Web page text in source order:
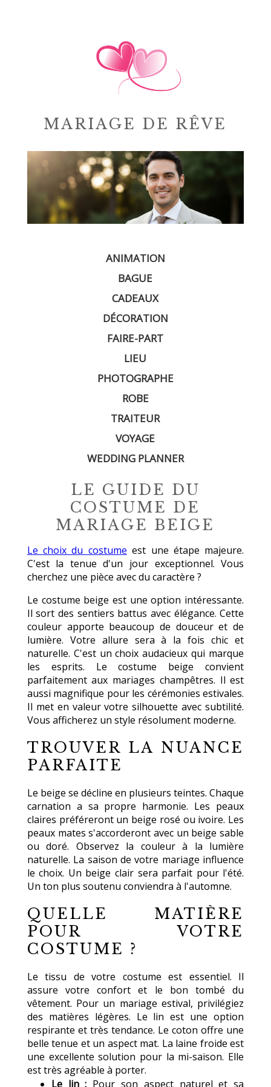
MARIAGE DE RÊVE
ANIMATION
BAGUE
CADEAUX
DÉCORATION
FAIRE-PART
LIEU
PHOTOGRAPHE
ROBE
TRAITEUR
VOYAGE
WEDDING PLANNER
LE GUIDE DU
COSTUME DE
MARIAGE BEIGE
Le choix du costume est une étape majeure.
C'est la tenue d'un jour exceptionnel. Vous
cherchez une pièce avec du caractère ?
Le costume beige est une option intéressante.
Il sort des sentiers battus avec élégance. Cette
couleur apporte beaucoup de douceur et de
lumière. Votre allure sera à la fois chic et
naturelle. C'est un choix audacieux qui marque
les esprits. Le costume beige convient
parfaitement aux mariages champêtres. Il est
aussi magnifique pour les cérémonies estivales.
Il met en valeur votre silhouette avec subtilité.
Vous afficherez un style résolument moderne.
TROUVER LA NUANCE
PARFAITE
Le beige se décline en plusieurs teintes. Chaque
carnation a sa propre harmonie. Les peaux
claires préféreront un beige rosé ou ivoire. Les
peaux mates s'accorderont avec un beige sable
ou doré. Observez la couleur à la lumière
naturelle. La saison de votre mariage influence
le choix. Un beige clair sera parfait pour l'été.
Un ton plus soutenu conviendra à l'automne.
QUELLE MATIÈRE
POUR VOTRE
COSTUME ?
Le tissu de votre costume est essentiel. Il
assure votre confort et le bon tombé du
vêtement. Pour un mariage estival, privilégiez
des matières légères. Le lin est une option
respirante et très tendance. Le coton offre une
belle tenue et un aspect mat. La laine froide est
une excellente solution pour la mi-saison. Elle
est très agréable à porter.
Le lin : Pour son aspect naturel et sa